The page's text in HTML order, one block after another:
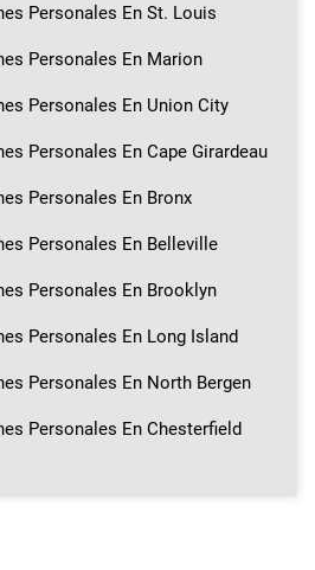
Personales En St. Louis
Personales En Marion
Personales En Union City
Personales En Cape Girardeau
Personales En Bronx
Personales En Belleville
Personales En Brooklyn
Personales En Long Island
Personales En North Bergen
Personales En Chesterfield